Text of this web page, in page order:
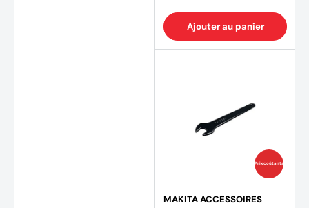
Ajouter au panier
Prix coûtants
MAKITA ACCESSOIRES